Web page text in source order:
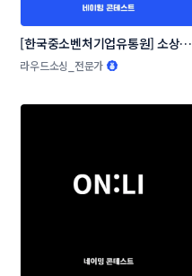
[한국중소벤처기업유통원] 소상공
인 온라인 판로지원사업 네이밍 공
라우드소싱_전문가